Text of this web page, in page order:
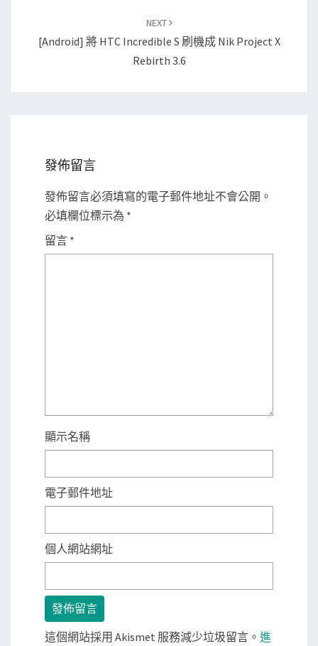
NEXT
[Android] 將 HTC Incredible S 刷機成 Nik Project X
Rebirth 3.6
發佈留言
發佈留言必須填寫的電子郵件地址不會公開。
必填欄位標示為 *
留言 *
顯示名稱
電子郵件地址
個人網站網址
這個網站採用 Akismet 服務減少垃圾留言。 進